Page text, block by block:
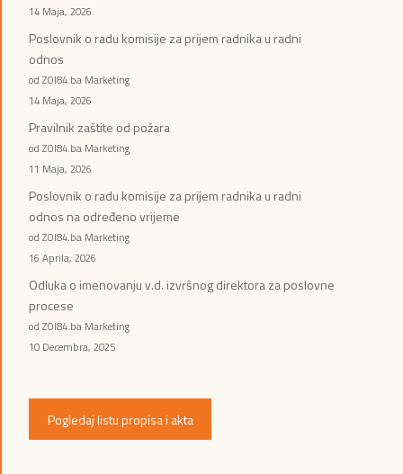
14 Maja, 2026
Poslovnik o radu komisije za prijem radnika u radni
odnos
od ZOI84.ba Marketing
14 Maja, 2026
Pravilnik zaštite od požara
od ZOI84.ba Marketing
11 Maja, 2026
Poslovnik o radu komisije za prijem radnika u radni
odnos na određeno vrijeme
od ZOI84.ba Marketing
16 Aprila, 2026
Odluka o imenovanju v.d. izvršnog direktora za poslovne
procese
od ZOI84.ba Marketing
10 Decembra, 2025
Pogledaj listu propisa i akta